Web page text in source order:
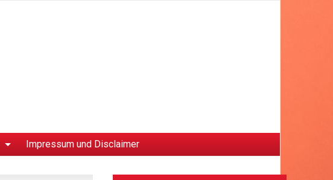
Impressum und Disclaimer